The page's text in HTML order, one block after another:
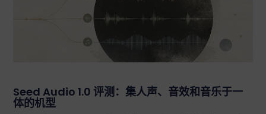
Seed Audio 1.0 评测：集人声、音效和音乐于一
体的机型